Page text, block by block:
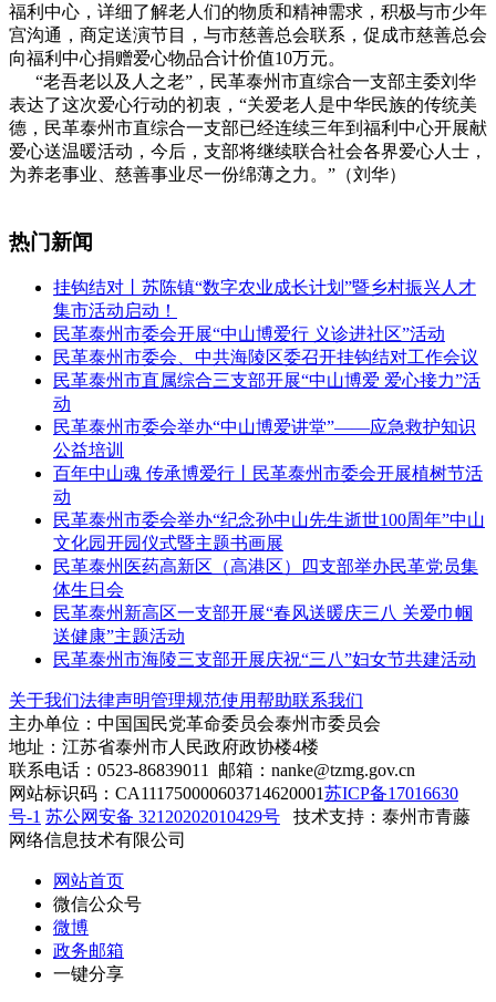
福利中心，详细了解老人们的物质和精神需求，积极与市少年
宫沟通，商定送演节目，与市慈善总会联系，促成市慈善总会
向福利中心捐赠爱心物品合计价值10万元。
“老吾老以及人之老”，民革泰州市直综合一支部主委刘华
表达了这次爱心行动的初衷，“关爱老人是中华民族的传统美
德，民革泰州市直综合一支部已经连续三年到福利中心开展献
爱心送温暖活动，今后，支部将继续联合社会各界爱心人士，
为养老事业、慈善事业尽一份绵薄之力。”（刘华）
热门新闻
挂钩结对丨苏陈镇“数字农业成长计划”暨乡村振兴人才
集市活动启动！
民革泰州市委会开展“中山博爱行 义诊进社区”活动
民革泰州市委会、中共海陵区委召开挂钩结对工作会议
民革泰州市直属综合三支部开展“中山博爱 爱心接力”活
动
民革泰州市委会举办“中山博爱讲堂”——应急救护知识
公益培训
百年中山魂 传承博爱行丨民革泰州市委会开展植树节活
动
民革泰州市委会举办“纪念孙中山先生逝世100周年”中山
文化园开园仪式暨主题书画展
民革泰州医药高新区（高港区）四支部举办民革党员集
体生日会
民革泰州新高区一支部开展“春风送暖庆三八 关爱巾帼
送健康”主题活动
民革泰州市海陵三支部开展庆祝“三八”妇女节共建活动
关于我们法律声明管理规范使用帮助联系我们
主办单位：中国国民党革命委员会泰州市委员会
地址：江苏省泰州市人民政府政协楼4楼
联系电话：0523-86839011 邮箱：nanke@tzmg.gov.cn
网站标识码：CA111750000603714620001苏ICP备17016630
号-1 苏公网安备 32120202010429号
技术支持：泰州市青藤
网络信息技术有限公司
网站首页
微信公众号
微博
政务邮箱
一键分享